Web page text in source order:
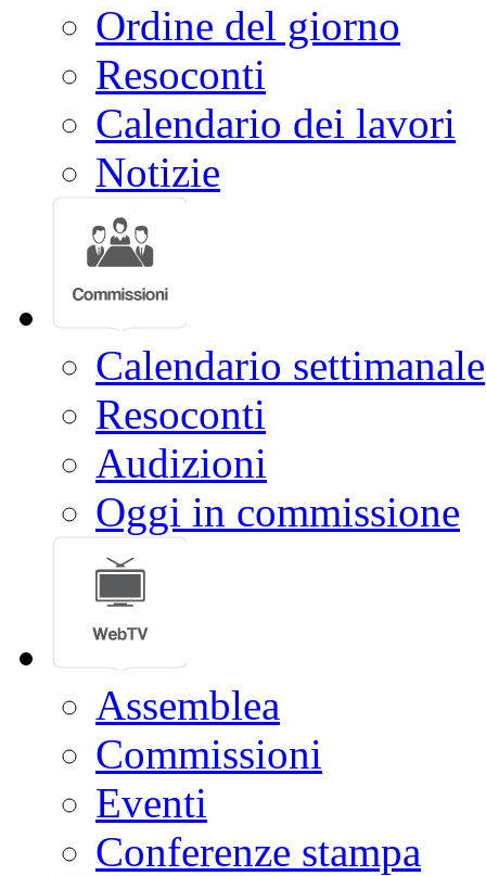
Ordine del giorno
Resoconti
Calendario dei lavori
Notizie
Calendario settimanale
Resoconti
Audizioni
Oggi in commissione
Assemblea
Commissioni
Eventi
Conferenze stampa